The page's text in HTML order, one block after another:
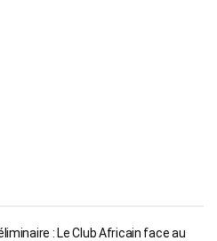
: Le Club Africain face au